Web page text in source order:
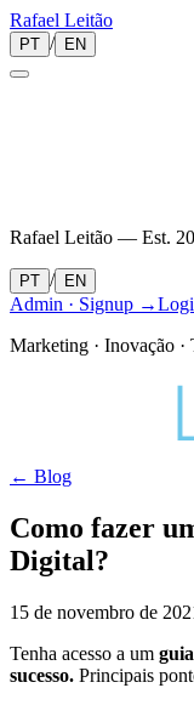
Rafael Leitão
PT / EN
Rafael Leitão — Est.
PT / EN
Admin · Signup →
Marketing · Inovação ·
← Blog
Como fazer
Digital?
15 de novembro de
Tenha acesso a um
sucesso. Principais